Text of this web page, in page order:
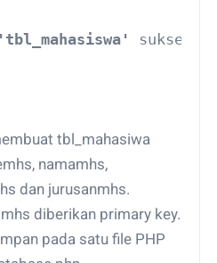
'tbl_mahasiswa'
sukses
tbl_mahasiwa
namamhs,
dan jurusanmhs.
diberikan primary key.
pada satu file PHP